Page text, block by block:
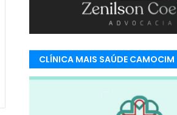
CLÍNICA MAIS SAÚDE CAMOCIM